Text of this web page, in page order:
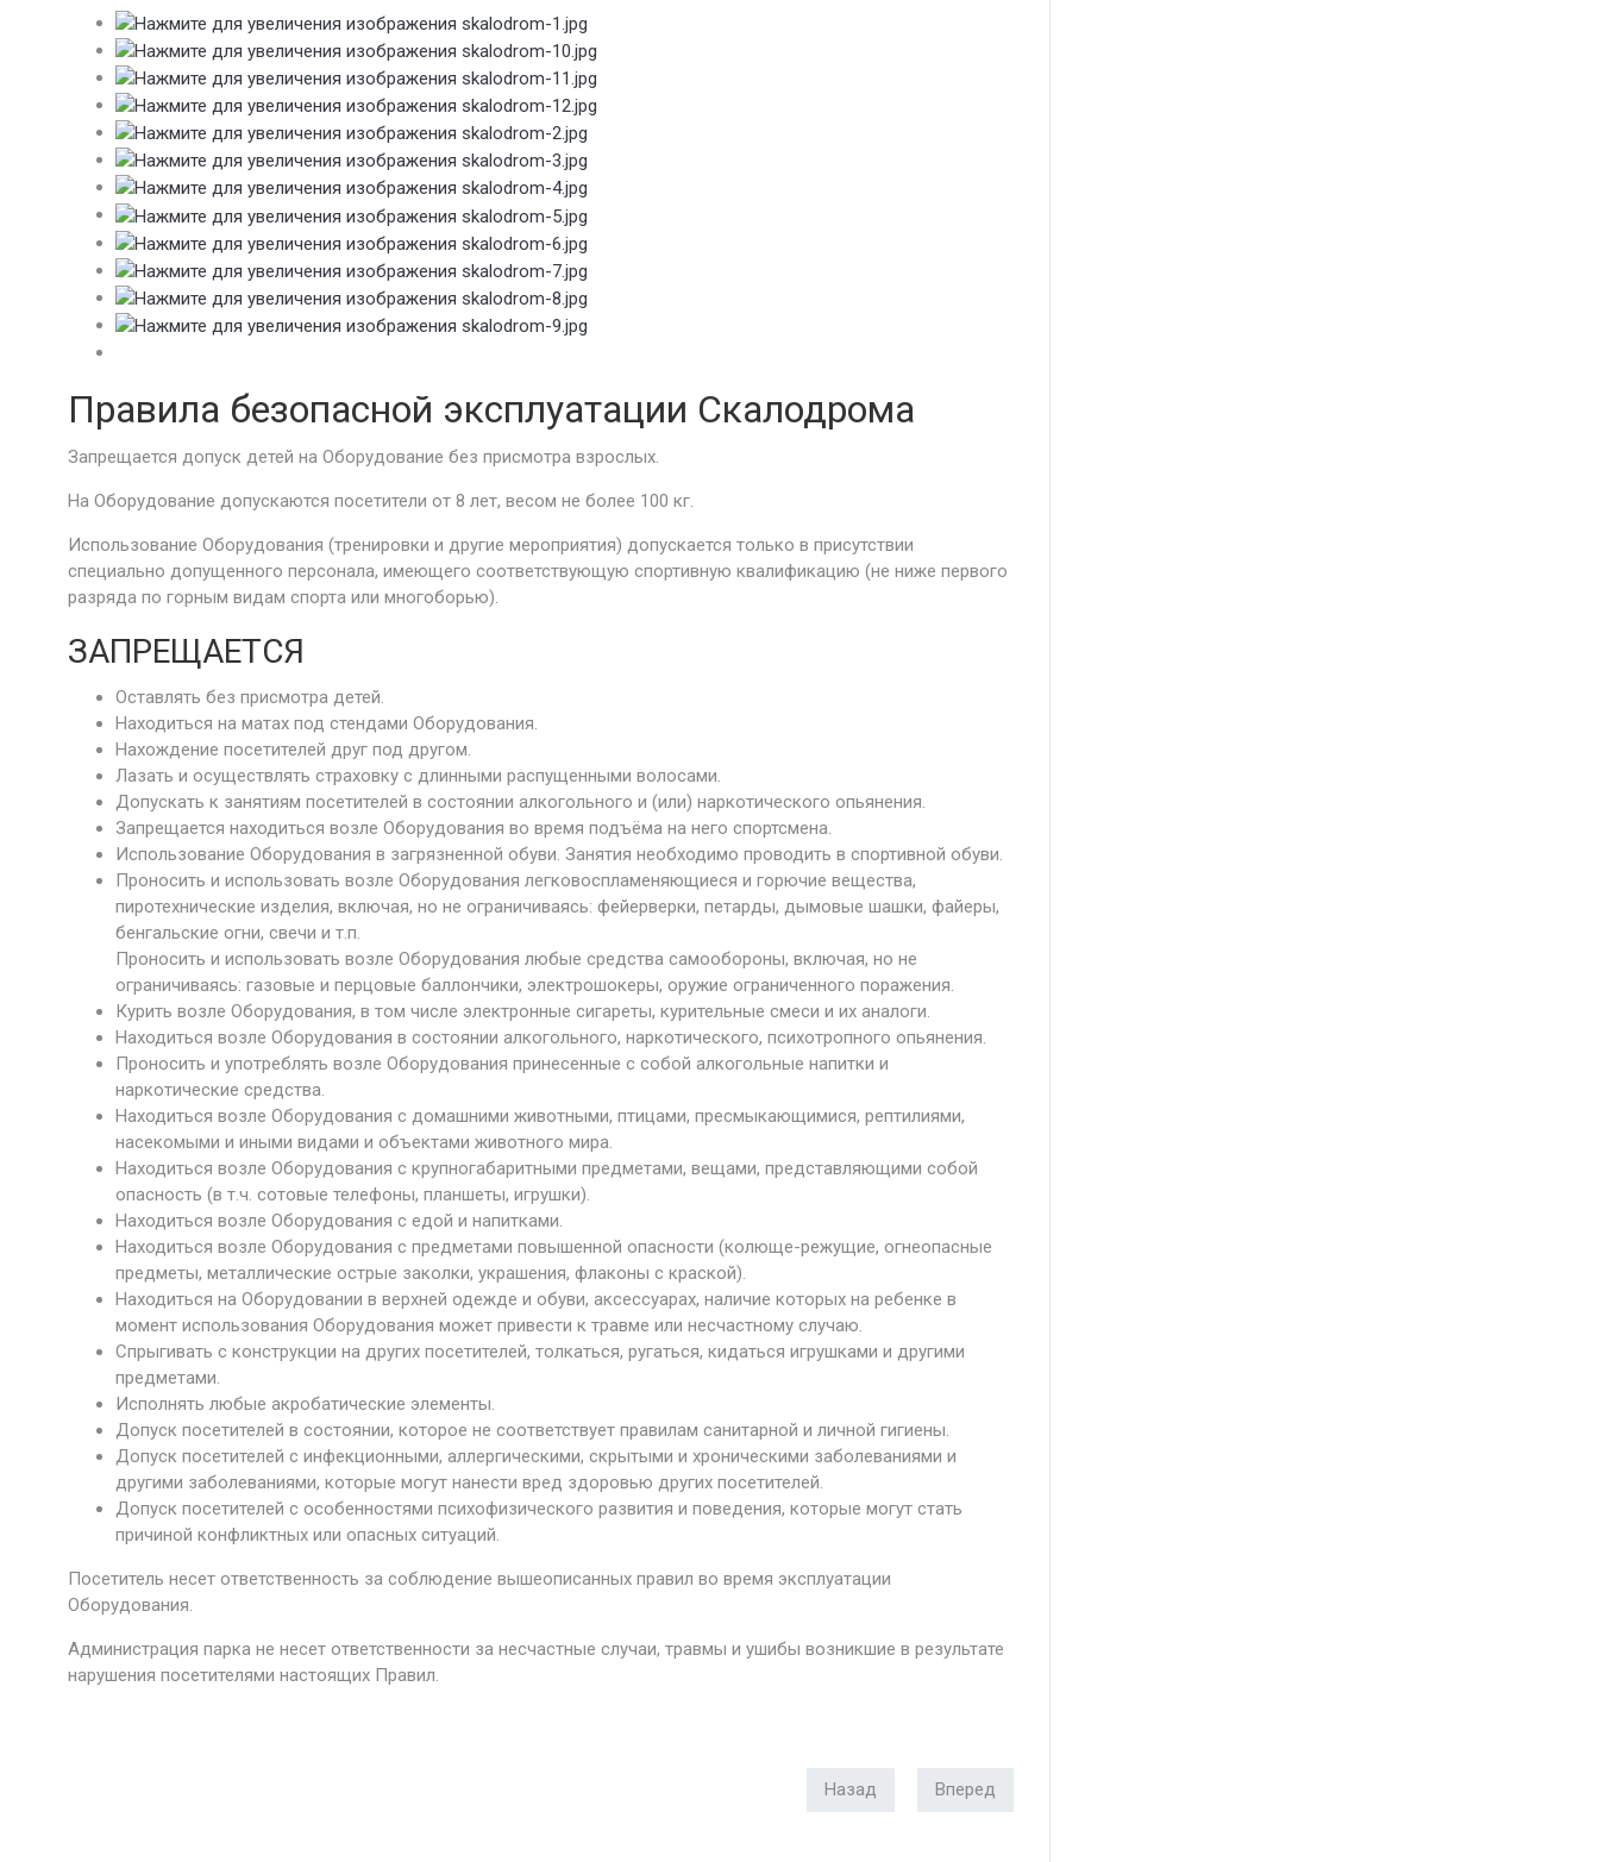
Правила безопасной эксплуатации Скалодрома
Запрещается допуск детей на Оборудование без присмотра взрослых.
На Оборудование допускаются посетители от 8 лет, весом не более 100 кг.
Использование Оборудования (тренировки и другие мероприятия) допускается только в присутствии
специально допущенного персонала, имеющего соответствующую спортивную квалификацию (не ниже первого
разряда по горным видам спорта или многоборью).
ЗАПРЕЩАЕТСЯ
Оставлять без присмотра детей.
Находиться на матах под стендами Оборудования.
Нахождение посетителей друг под другом.
Лазать и осуществлять страховку с длинными распущенными волосами.
Допускать к занятиям посетителей в состоянии алкогольного и (или) наркотического опьянения.
Запрещается находиться возле Оборудования во время подъёма на него спортсмена.
Использование Оборудования в загрязненной обуви. Занятия необходимо проводить в спортивной обуви.
Проносить и использовать возле Оборудования легковоспламеняющиеся и горючие вещества,
пиротехнические изделия, включая, но не ограничиваясь: фейерверки, петарды, дымовые шашки, файеры,
бенгальские огни, свечи и т.п.
Проносить и использовать возле Оборудования любые средства самообороны, включая, но не
ограничиваясь: газовые и перцовые баллончики, электрошокеры, оружие ограниченного поражения.
Курить возле Оборудования, в том числе электронные сигареты, курительные смеси и их аналоги.
Находиться возле Оборудования в состоянии алкогольного, наркотического, психотропного опьянения.
Проносить и употреблять возле Оборудования принесенные с собой алкогольные напитки и
наркотические средства.
Находиться возле Оборудования с домашними животными, птицами, пресмыкающимися, рептилиями,
насекомыми и иными видами и объектами животного мира.
Находиться возле Оборудования с крупногабаритными предметами, вещами, представляющими собой
опасность (в т.ч. сотовые телефоны, планшеты, игрушки).
Находиться возле Оборудования с едой и напитками.
Находиться возле Оборудования с предметами повышенной опасности (колюще-режущие, огнеопасные
предметы, металлические острые заколки, украшения, флаконы с краской).
Находиться на Оборудовании в верхней одежде и обуви, аксессуарах, наличие которых на ребенке в
момент использования Оборудования может привести к травме или несчастному случаю.
Спрыгивать с конструкции на других посетителей, толкаться, ругаться, кидаться игрушками и другими
предметами.
Исполнять любые акробатические элементы.
Допуск посетителей в состоянии, которое не соответствует правилам санитарной и личной гигиены.
Допуск посетителей с инфекционными, аллергическими, скрытыми и хроническими заболеваниями и
другими заболеваниями, которые могут нанести вред здоровью других посетителей.
Допуск посетителей с особенностями психофизического развития и поведения, которые могут стать
причиной конфликтных или опасных ситуаций.
Посетитель несет ответственность за соблюдение вышеописанных правил во время эксплуатации
Оборудования.
Администрация парка не несет ответственности за несчастные случаи, травмы и ушибы возникшие в результате
нарушения посетителями настоящих Правил.
Назад Вперед